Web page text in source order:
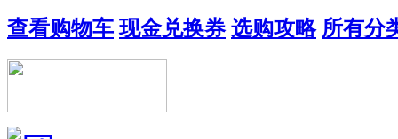
查看购物车 现金兑换券 选购攻略 所有分